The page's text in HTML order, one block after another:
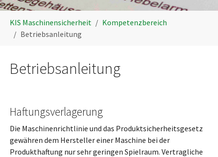
KIS Maschinensicherheit
Kompetenzbereich
Betriebsanleitung
Betriebsanleitung
Haftungsverlagerung
Die Maschinenrichtlinie und das Produktsicherheitsgesetz
gewähren dem Hersteller einer Maschine bei der
Produkthaftung nur sehr geringen Spielraum. Vertragliche